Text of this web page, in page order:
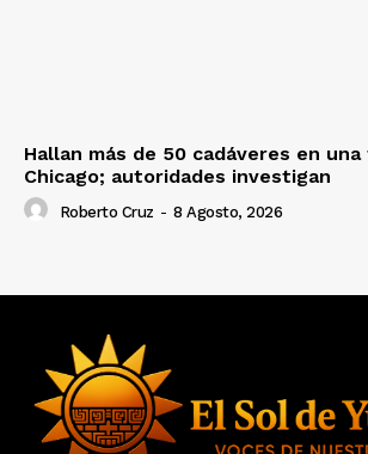
Hallan más de 50 cadáveres en
Chicago; autoridades investigan
Roberto Cruz - 8 Agosto, 2026